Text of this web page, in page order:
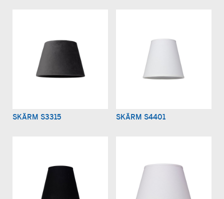
SKÄRM S3315 SKÄRM S4401